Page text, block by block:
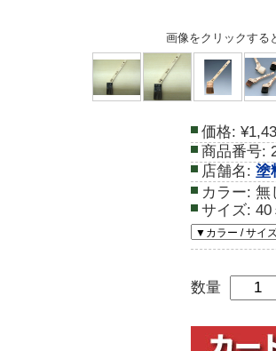
画像をクリックする
価格:
商品番号:
店舗名: 塗
カラー: 無
サイズ: 40
数量